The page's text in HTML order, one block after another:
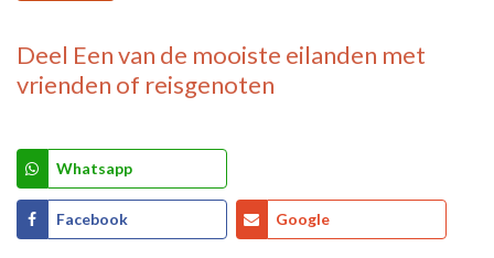
Deel Een van de mooiste eilanden met
vrienden of reisgenoten
Whatsapp
Facebook Google